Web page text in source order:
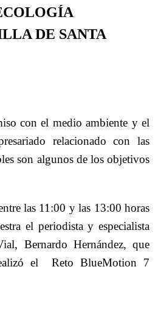
DE SANTA
con el medio ambiente y el
relacionado con las
son algunos de los objetivos
las 11:00 y las 13:00 horas
el periodista y especialista
Bernardo Hernández, que
el
Reto BlueMotion 7